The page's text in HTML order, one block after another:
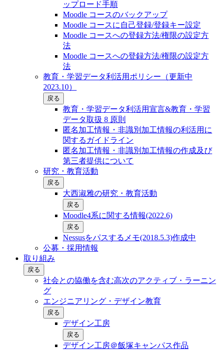
ップロード手順
Moodle コースのバックアップ
Moodle コースに自己登録/登録キー設定
Moodle コースへの登録方法/権限の設定方
法
Moodle コースへの登録方法/権限の設定方
法
教育・学習データ利活用ポリシー（更新中
2023.10）
戻る
教育・学習データ利活用宣言&教育・学習
データ取扱 8 原則
匿名加工情報・非識別加工情報の利活用に
関するガイドライン
匿名加工情報・非識別加工情報の作成及び
第三者提供について
研究・教育活動
戻る
大西淑雅の研究・教育活動
戻る
Moodle4系に関する情報(2022.6)
戻る
Nessusをパスするメモ(2018.5.3)作成中
公募・採用情報
取り組み
戻る
社会との協働を含む⾼次のアクティブ・ラーニン
グ
エンジニアリング・デザイン教育
戻る
デザイン工房
戻る
デザイン工房＠飯塚キャンパス作品